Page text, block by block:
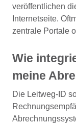
veröffentlichen
Internetseite.
zentrale Portale
Wie
meine
Die Leitweg-ID